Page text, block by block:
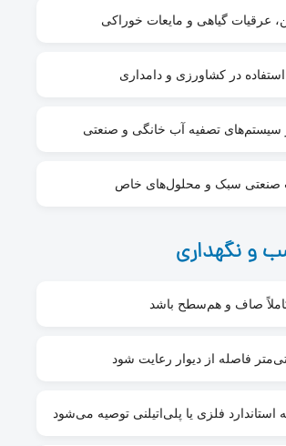
عرقیات گیاهی و مایعات خوراکی
در کشاورزی و دامداری
سیستم‌های تصفیه آب خانگی و صنعتی
صنعتی سبک و محلول‌های خاص
و نگهداری
صاف و هم‌سطح باشد
استاندارد فلزی یا پلی‌اتیلنی توصیه می‌شود